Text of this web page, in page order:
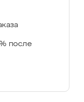
после